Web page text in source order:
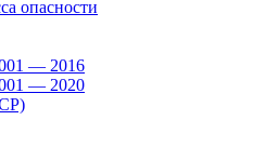
опасности
— 2016
— 2020